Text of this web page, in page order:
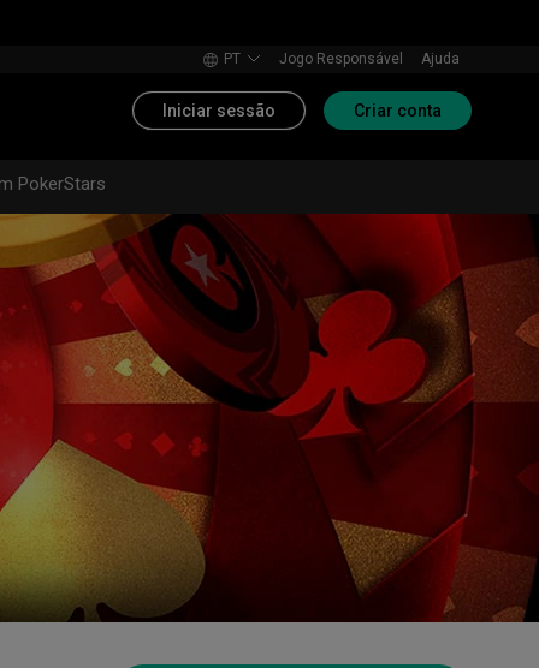
PT Jogo Responsável Ajuda
Iniciar sessão Criar conta
PokerStars